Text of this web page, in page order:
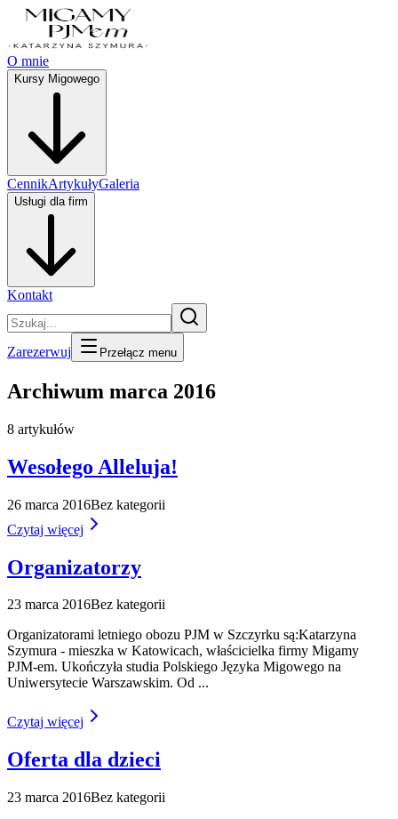
O mnie
Kursy Migowego
CennikArtykułyGaleria
Usługi dla firm
Kontakt
Zarezerwuj Przełącz menu
Archiwum marca 2016
8 artykułów
Wesołego Alleluja!
26 marca 2016Bez kategorii
Czytaj więcej
Organizatorzy
23 marca 2016Bez kategorii
Organizatorami letniego obozu PJM w Szczyrku są:Katarzyna
Szymura - mieszka w Katowicach, właścicielka firmy Migamy
PJM-em. Ukończyła studia Polskiego Języka Migowego na
Uniwersytecie Warszawskim. Od ...
Czytaj więcej
Oferta dla dzieci
23 marca 2016Bez kategorii